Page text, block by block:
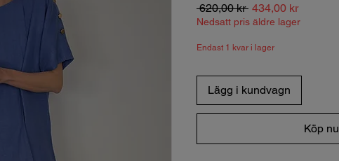
620,00 kr Ordinarie
pris
434,00 krReapris
Nedsatt pris äldre lager
Endast 1 kvar i lager
Lägg i kundvagn
Köp nu